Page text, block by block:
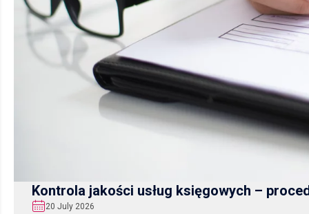
Kontrola jakości usług księgowych –
20 July 2026